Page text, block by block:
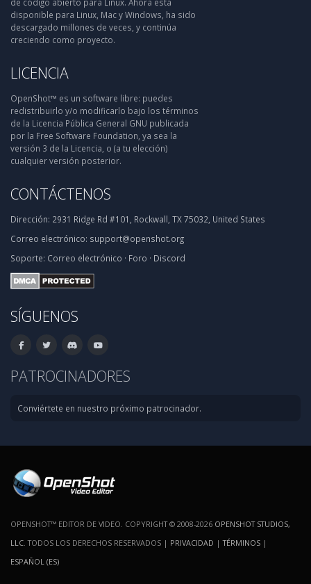
disponible para Linux, Mac y Windows, ha sido
descargado millones de veces, y continúa
creciendo como proyecto.
LICENCIA
OpenShot™ es un software libre: puedes
redistribuirlo y/o modificarlo bajo los términos
de la Licencia Pública General GNU publicada
por la Free Software Foundation, ya sea la
versión 3 de la Licencia, o (a tu elección)
cualquier versión posterior.
CONTÁCTENOS
Dirección: 2931 Ridge Rd #101, Rockwall, TX 75032, United States
Correo electrónico: support@openshot.org
Soporte: Correo electrónico · Foro · Discord
SÍGUENOS
PATROCINADORES
Conviértete en nuestro próximo patrocinador.
OPENSHOT™ EDITOR DE VIDEO. COPYRIGHT © 2008-2026 OPENSHOT STUDIOS,
LLC . TODOS LOS DERECHOS RESERVADOS | PRIVACIDAD |TÉRMINOS |
ESPAÑOL (ES)